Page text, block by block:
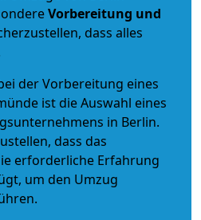
Vorbereitung und
dass alles
der Vorbereitung eines
ist die Auswahl eines
in Berlin.
dass das
erforderliche Erfahrung
um den Umzug